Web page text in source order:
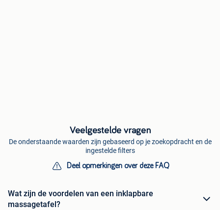
Veelgestelde vragen
De onderstaande waarden zijn gebaseerd op je zoekopdracht en de
ingestelde filters
Deel opmerkingen over deze FAQ
Wat zijn de voordelen van een inklapbare
massagetafel?